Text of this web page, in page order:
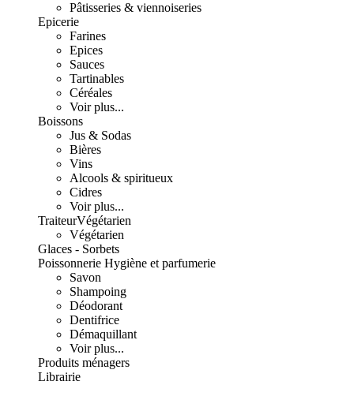
Pâtisseries & viennoiseries
Epicerie
Farines
Epices
Sauces
Tartinables
Céréales
Voir plus...
Boissons
Jus & Sodas
Bières
Vins
Alcools & spiritueux
Cidres
Voir plus...
TraiteurVégétarien
Végétarien
Glaces - Sorbets
Poissonnerie Hygiène et parfumerie
Savon
Shampoing
Déodorant
Dentifrice
Démaquillant
Voir plus...
Produits ménagers
Librairie